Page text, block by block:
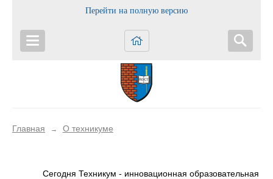
Перейти на полную версию
Главная → О техникуме
Сегодня Техникум - инновационная образовательная